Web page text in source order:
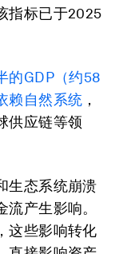
指标已于2025
的GDP（约58
赖自然系统 ，
供应链等领
生态系统崩溃
产生影响。
这些影响转化